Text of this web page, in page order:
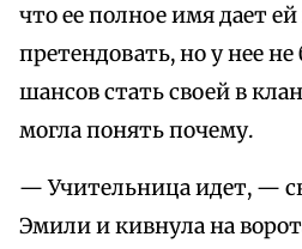
что ее полное имя дает
претендовать, но у нее
шансов стать своей в
могла понять почему.
— Учительница идет, —
Эмили и кивнула на